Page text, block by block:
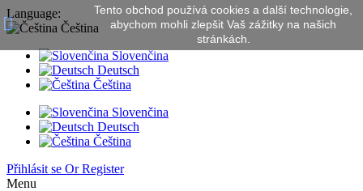
Tento obchod používá cookies a další technologie,
abychom mohli zlepšit Vaš zážitky na našich
stránkách.
Language:
Čeština
Slovenčina
Deutsch
Čeština
Slovenčina
Deutsch
Čeština
Přihlásit se OrRegister
Menu